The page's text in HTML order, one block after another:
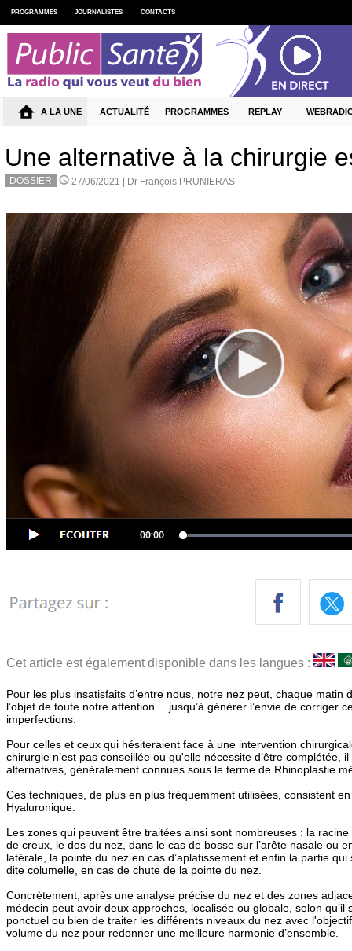
Une alternative à la chirurgie
DOSSIER 27/06/2021 | Dr François PRUNIERAS
Cet article est également disponible dans les langues :
Pour les plus insatisfaits d’entre nous, notre nez peut, chaque matin
l’objet de toute notre attention… jusqu’à générer l’envie de corriger
imperfections.
Pour celles et ceux qui hésiteraient face à une intervention
chirurgie n’est pas conseillée ou qu'elle nécessite d’être complétée,
alternatives, généralement connues sous le terme de Rhinoplastie
Ces techniques, de plus en plus fréquemment utilisées, consistent en
Hyaluronique.
Les zones qui peuvent être traitées ainsi sont nombreuses : la
de creux, le dos du nez, dans le cas de bosse sur l’arête nasale ou
latérale, la pointe du nez en cas d’aplatissement et enfin la partie
dite columelle, en cas de chute de la pointe du nez.
Concrètement, après une analyse précise du nez et des zones
médecin peut avoir deux approches, localisée ou globale, selon qu’il
ponctuel ou bien de traiter les différents niveaux du nez avec
volume du nez pour redonner une meilleure harmonie d’ensemble.
PROGRAMMES JOURNALISTES CONTACTS
A LA UNE ACTUALITÉ PROGRAMMES REPLAY